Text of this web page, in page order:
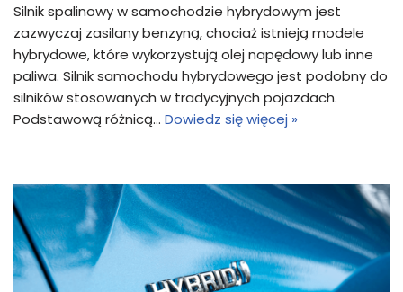
Silnik spalinowy w samochodzie hybrydowym jest
zazwyczaj zasilany benzyną, chociaż istnieją modele
hybrydowe, które wykorzystują olej napędowy lub inne
paliwa. Silnik samochodu hybrydowego jest podobny do
silników stosowanych w tradycyjnych pojazdach.
Podstawową różnicą… Dowiedz się więcej »